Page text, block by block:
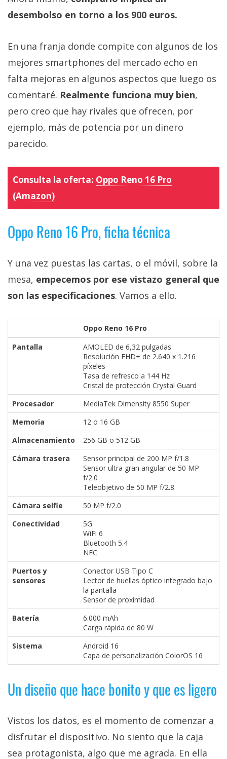
desembolso en torno a los 900 euros.
En una franja donde compite con algunos de los
mejores smartphones del mercado echo en
falta mejoras en algunos aspectos que luego os
comentaré. Realmente funciona muy bien,
pero creo que hay rivales que ofrecen, por
ejemplo, más de potencia por un dinero
parecido.
Consulta la oferta: Oppo Reno 16 Pro
(Amazon)
Oppo Reno 16 Pro, ficha técnica
Y una vez puestas las cartas, o el móvil, sobre la
mesa, empecemos por ese vistazo general que
son las especificaciones. Vamos a ello.
Oppo Reno 16 Pro
Pantalla
AMOLED de 6,32 pulgadas
Resolución FHD+ de 2.640 x 1.216
píxeles
Tasa de refresco a 144 Hz
Cristal de protección Crystal Guard
Procesador
MediaTek Dimensity 8550 Super
Memoria
12 o 16 GB
Almacenamiento
256 GB o 512 GB
Cámara trasera
Sensor principal de 200 MP f/1.8
Sensor ultra gran angular de 50 MP
f/2.0
Teleobjetivo de 50 MP f/2.8
Cámara selfie
50 MP f/2.0
Conectividad
5G
WiFi 6
Bluetooth 5.4
NFC
Puertos y
sensores
Conector USB Tipo C
Lector de huellas óptico integrado bajo
la pantalla
Sensor de proximidad
Batería
6.000 mAh
Carga rápida de 80 W
Sistema
Android 16
Capa de personalización ColorOS 16
Un diseño que hace bonito y que es ligero
Vistos los datos, es el momento de comenzar a
disfrutar el dispositivo. No siento que la caja
sea protagonista, algo que me agrada. En ella